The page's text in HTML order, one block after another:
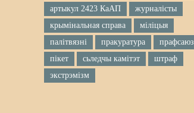
артыкул 2423 КаАП
журналісты
крымінальная справа
міліцыя
палітвязні
пракуратура
прафсаюз
пікет
сьледчы камітэт
штраф
экстрэмізм